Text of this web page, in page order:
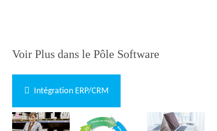
Voir Plus dans le Pôle Software
Intégration ERP/CRM